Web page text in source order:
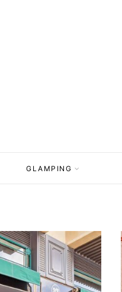
GLAMPING